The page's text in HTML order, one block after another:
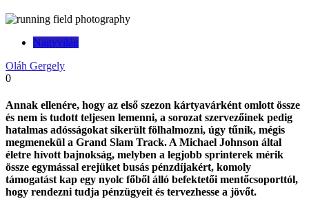
Nagyvilág
Oláh Gergely
0
Annak ellenére, hogy az első szezon kártyavárként omlott össze
és nem is tudott teljesen lemenni, a sorozat szervezőinek pedig
hatalmas adósságokat sikerült fölhalmozni, úgy tűnik, mégis
megmenekül a Grand Slam Track. A Michael Johnson által
életre hívott bajnokság, melyben a legjobb sprinterek mérik
össze egymással erejüket busás pénzdíjakért, komoly
támogatást kap egy nyolc főből álló befektetői mentőcsoporttól,
hogy rendezni tudja pénzügyeit és tervezhesse a jövőt.